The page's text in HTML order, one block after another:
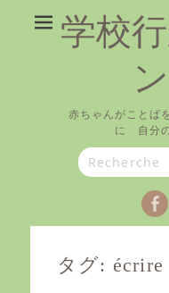
学校
赤ちゃんがことば
に 自分
Search
for:
タグ: écrire